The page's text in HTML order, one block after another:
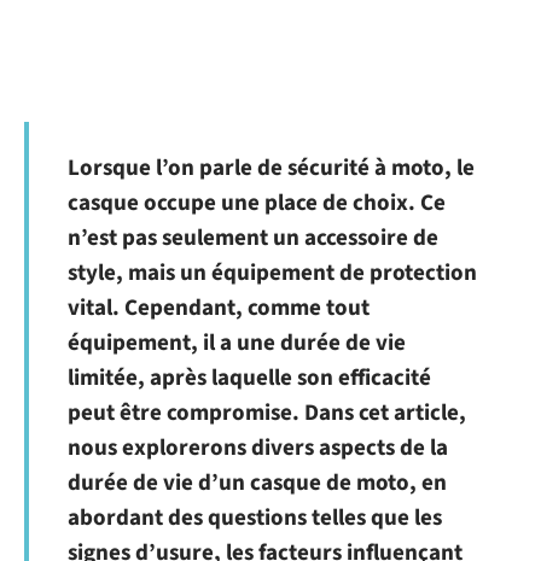
Lorsque l’on parle de sécurité à moto, le
casque occupe une place de choix. Ce
n’est pas seulement un accessoire de
style, mais un équipement de protection
vital. Cependant, comme tout
équipement, il a une durée de vie
limitée, après laquelle son efficacité
peut être compromise. Dans cet article,
nous explorerons divers aspects de la
durée de vie d’un casque de moto, en
abordant des questions telles que les
signes d’usure, les facteurs influençant